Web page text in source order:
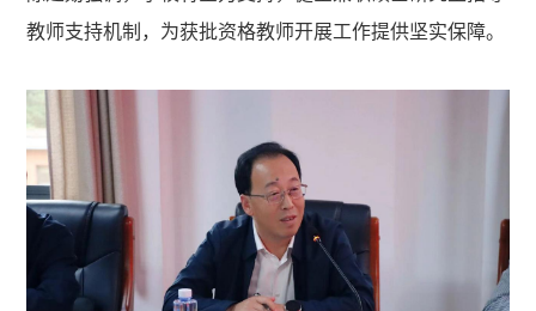
教师支持机制，为获批资格教师开展工作提供坚实保障。